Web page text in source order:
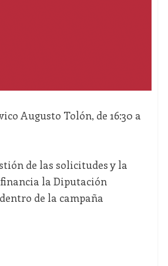
Augusto Tolón, de 16:30 a
de las solicitudes y la
la Diputación
de la campaña